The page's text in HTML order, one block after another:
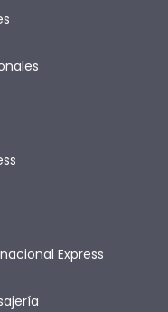
Express